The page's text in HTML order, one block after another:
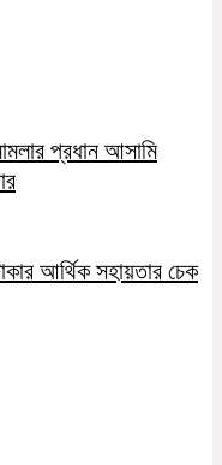
প্রধান আসামি
আর্থিক সহায়তার চেক